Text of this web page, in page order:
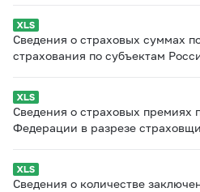
Сведения о страховых суммах
страхования по субъектам
Сведения о страховых премиях
Федерации в разрезе
Сведения о количестве